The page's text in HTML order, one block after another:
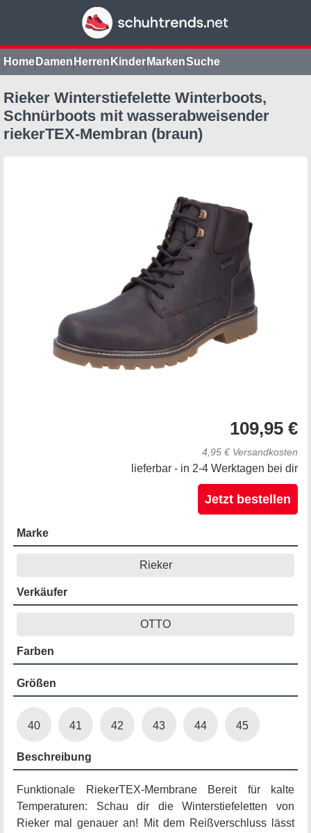
Home Damen Herren Kinder MarkenSuche
Rieker Winterstiefelette Winterboots,
Schnürboots mit wasserabweisender
riekerTEX-Membran (braun)
109,95 €
4,95 € Versandkosten
lieferbar - in 2-4 Werktagen bei dir
Jetzt bestellen
Marke
Rieker
Verkäufer
OTTO
Farben
Größen
40 41 42 43 44 45
Beschreibung
Funktionale RiekerTEX-Membrane Bereit für kalte
Temperaturen: Schau dir die Winterstiefeletten von
Rieker mal genauer an! Mit dem Reißverschluss lässt